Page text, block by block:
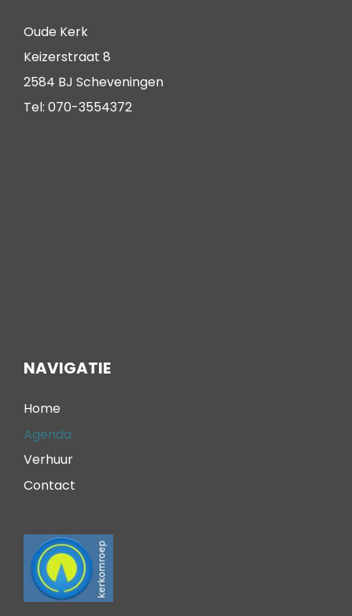
Oude Kerk
Keizerstraat 8
2584 BJ Scheveningen
Tel: 070-3554372
NAVIGATIE
Home
Agenda
Verhuur
Contact